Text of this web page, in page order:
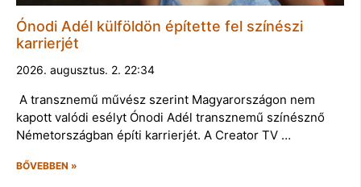
Ónodi Adél külföldön építette fel színészi
karrierjét
2026. augusztus. 2. 22:34
A transznemű művész szerint Magyarországon nem
kapott valódi esélyt Ónodi Adél transznemű színésznő
Németországban építi karrierjét. A Creator TV …
BŐVEBBEN »